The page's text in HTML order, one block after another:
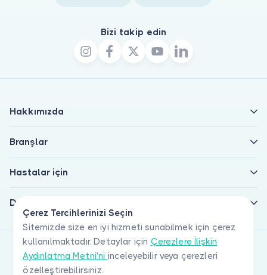
Çerez Tercihlerinizi Seçin
Sitemizde size en iyi hizmeti sunabilmek için çerez
kullanılmaktadır. Detaylar için Çerezlere İlişkin
Aydınlatma Metni'ni inceleyebilir veya çerezleri
özelleştirebilirsiniz.
Bizi takip edin
Hakkımızda
Branşlar
Hastalar için
Doktorlar için